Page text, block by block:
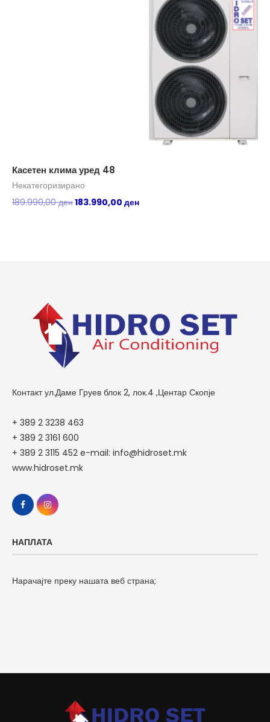
Касетен клима уред 48
Некатегоризирано
189.990,00ден183.990,00 ден
Контакт ул.Даме Груев блок 2, лок.4 ,Центар Скопје
+ 389 2 3238 463
+ 389 2 3161 600
+ 389 2 3115 452 e-mail: info@hidroset.mk
www.hidroset.mk
НАПЛАТА
Нарачајте преку нашата веб страна;